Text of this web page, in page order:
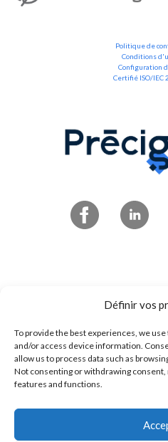
Définir vos
To provide the best experiences, we
and/or access device information.
allow us to process data such as
Not consenting or withdrawing
features and functions.
Politique de
Conditions
Configuration
Certifié ISO/IEC
4545
1 800